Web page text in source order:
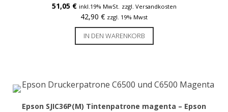
Seiko Etikettendrucker
Smart Label Printer
Zubehör Mobile Drucker
POS-Drucker
51,05 € inkl.19% MwSt. zzgl. Versandkosten
42,90 € zzgl. 19% Mwst
IN DEN WARENKORB
Epson SJIC36P(M) Tintenpatrone magenta – Epson